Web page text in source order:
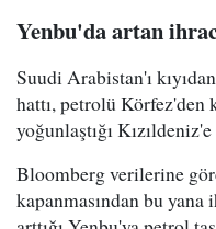
Yenbu'da artan
Suudi Arabistan'ı
hattı, petrolü
yoğunlaştığı Kızıldeniz'e
Bloomberg verilerine
kapanmasından bu